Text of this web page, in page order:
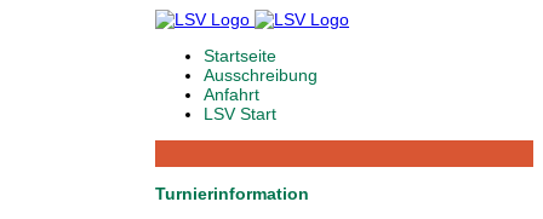
Startseite
Ausschreibung
Anfahrt
LSV Start
Turnierinformation